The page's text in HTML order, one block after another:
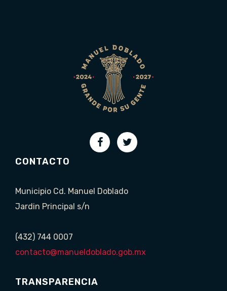
CONTACTO
Municipio Cd. Manuel Doblado
Jardin Principal s/n
(432) 744 0007
contacto@manueldoblado.gob.mx
TRANSPARENCIA